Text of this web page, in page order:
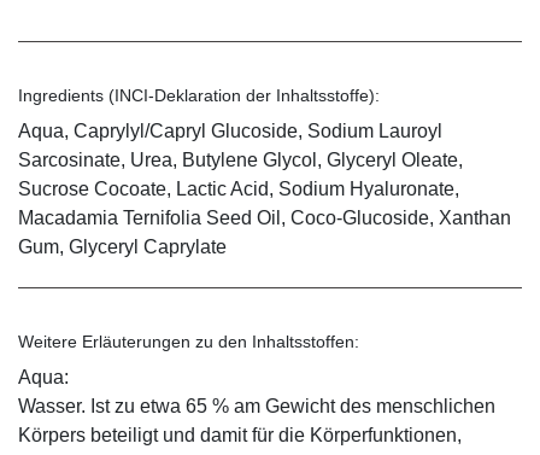
Ingredients (INCI-Deklaration der Inhaltsstoffe):
Aqua, Caprylyl/Capryl Glucoside, Sodium Lauroyl
Sarcosinate, Urea, Butylene Glycol, Glyceryl Oleate,
Sucrose Cocoate, Lactic Acid, Sodium Hyaluronate,
Macadamia Ternifolia Seed Oil, Coco-Glucoside, Xanthan
Gum, Glyceryl Caprylate
Weitere Erläuterungen zu den Inhaltsstoffen:
Aqua:
Wasser. Ist zu etwa 65 % am Gewicht des menschlichen
Körpers beteiligt und damit für die Körperfunktionen,